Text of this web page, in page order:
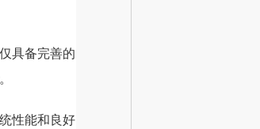
具备完善的
性能和良好